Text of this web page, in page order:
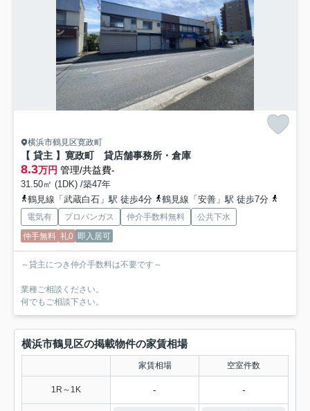
横浜市鶴見区寛政町
【 貸主 】寛政町 貸店舗事務所・倉庫
8.3万円 管理/共益費-
31.50㎡ (1DK) /築47年
鶴見線「武蔵白石」駅 徒歩4分
鶴見線「安善」駅 徒歩7分
電気有 プロパンガス 仲介手数料無料
公共下水
仲手無料 礼0 即入居可
～貸主につき仲介手数料は不要です～
業種ご相談ください。
何でもご相談下さい。
横浜市鶴見区の掲載物件の家賃相場
家賃相場 空室件数
1R～1K - -